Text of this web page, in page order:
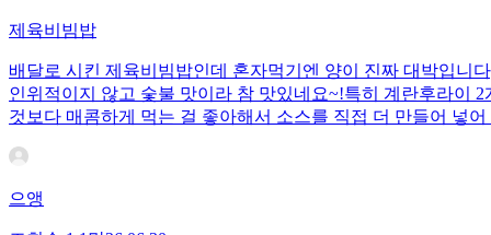
제육비빔밥
배달로 시킨 제육비빔밥인데 혼자먹기엔 양이 진짜 대박입니
인위적이지 않고 숯불 맛이라 참 맛있네요~!특히 계란후라이
것보다 매콤하게 먹는 걸 좋아해서 소스를 직접 더 만들어 넣
으앵